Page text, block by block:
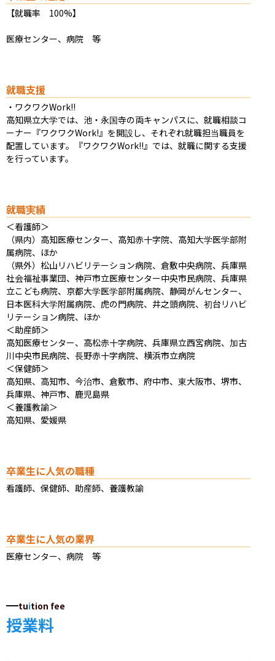
【就職率　100%】
医療センター、病院　等
就職支援
・ワクワクWork!!
高知県立大学では、池・永国寺の両キャンパスに、就職相談コ
ーナー『ワクワクWork!』を開設し、それぞれ就職担当職員を
配置しています。『ワクワクWork!!』では、就職に関する支援
を行っています。
就職実績
＜看護師＞
（県内）高知医療センター、高知赤十字院、高知大学医学部附
属病院、ほか
（県外）松山リハビリテーション病院、倉敷中央病院、兵庫県
社会福祉事業団、神戸市立医療センター中央市民病院、兵庫県
立こども病院、京都大学医学部附属病院、静岡がんセンター、
日本医科大学附属病院、虎の門病院、井之頭病院、初台リハビ
リテーション病院、ほか
＜助産師＞
高知医療センター、高松赤十字病院、兵庫県立西宮病院、加古
川中央市民病院、長野赤十字病院、横浜市立病院
＜保健師＞
高知県、高知市、今治市、倉敷市、府中市、東大阪市、堺市、
兵庫県、神戸市、鹿児島県
＜養護教諭＞
高知県、愛媛県
卒業生に人気の職種
看護師、保健師、助産師、養護教諭
卒業生に人気の業界
医療センター、病院　等
tuition fee
授業料